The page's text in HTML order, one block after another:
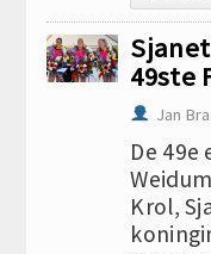
49ste
Jan
De 49e
Krol,